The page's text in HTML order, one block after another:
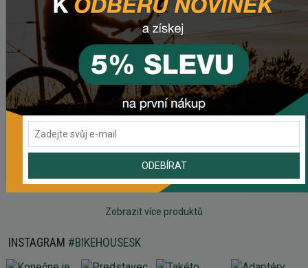
Rebuild kit pedálov CHROMAG SYNTH
1 006,16 Kč
Náhradný gumový diel pre košík CRUSSIS YBC-01
61,43 Kč
Prehadzovačka SHIMANO TOURNEY RD-TY200 GS 6/7
465,61 Kč
Zobrazit více produktů
INSTAGRAM #BIKEHOUSESK
ODEBÍRAT